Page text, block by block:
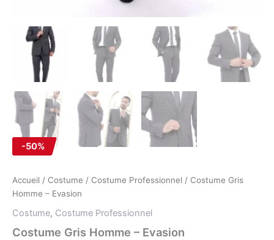
-50%
Accueil / Costume / Costume Professionnel / Costume Gris
Homme – Evasion
Costume, Costume Professionnel
Costume Gris Homme – Evasion